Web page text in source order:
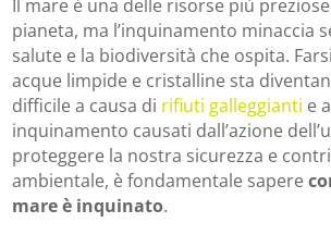
Il mare è una delle risorse più
pianeta, ma l’inquinamento minaccia
salute e la biodiversità che ospita.
acque limpide e cristalline sta
difficile a causa di rifiuti galleggianti e
inquinamento causati dall’azione
proteggere la nostra sicurezza e
ambientale, è fondamentale sapere
mare è inquinato.